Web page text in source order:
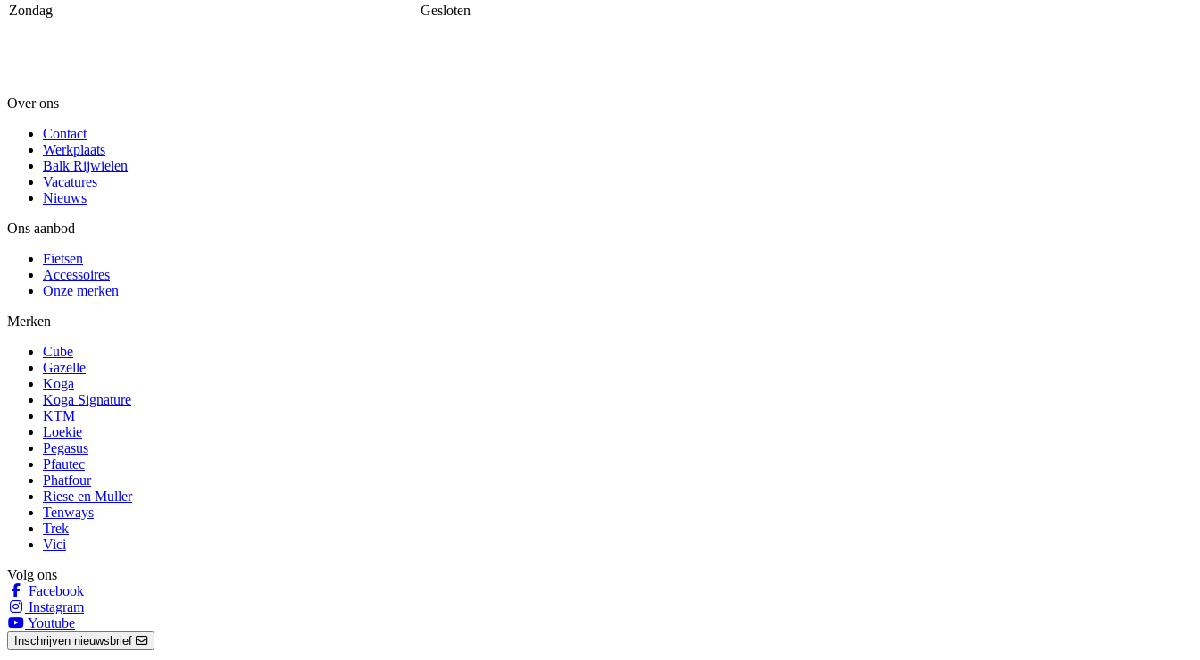
Zondag
Gesloten
Over ons
Contact
Werkplaats
Balk Rijwielen
Vacatures
Nieuws
Ons aanbod
Fietsen
Accessoires
Onze merken
Merken
Cube
Gazelle
Koga
Koga Signature
KTM
Loekie
Pegasus
Pfautec
Phatfour
Riese en Muller
Tenways
Trek
Vici
Volg ons
Facebook
Instagram
Youtube
Inschrijven nieuwsbrief